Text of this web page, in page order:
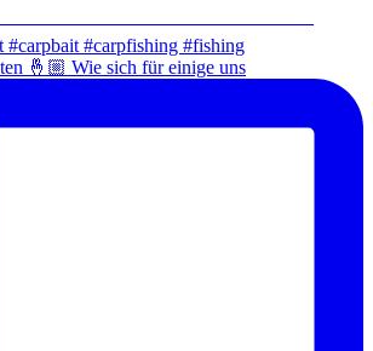
🤞🏼 Wie sich für einige uns